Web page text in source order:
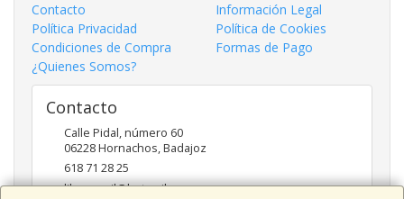
Contacto
Información Legal
Política Privacidad
Política de Cookies
Condiciones de Compra
Formas de Pago
¿Quienes Somos?
Contacto
Calle Pidal, número 60
06228Hornachos,Badajoz
618 71 28 25
libermovil@hotmail.com